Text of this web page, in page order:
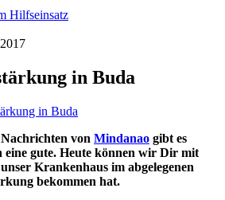
Hilfseinsatz
in Buda
von Mindanao gibt es
eine gute. Heute können wir Dir mit
Krankenhaus im abgelegenen
bekommen hat.